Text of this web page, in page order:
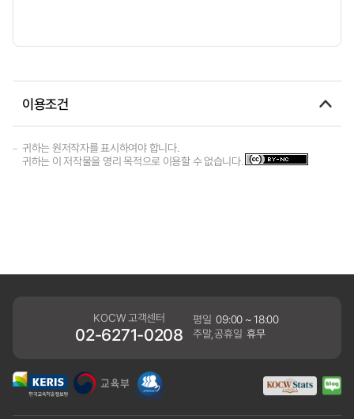
이용조건
귀하는 원저작자를 표시하여야 합니다.
귀하는 이 저작물을 영리 목적으로 이용할 수 없습니다.
KOCW 고객센터
02-6271-0208
평일 09:00 ~ 18:00
주말,공휴일 휴무